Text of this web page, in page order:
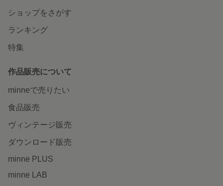
ショップをさがす
ランキング
特集
作品販売について
minneで売りたい
食品販売
ヴィンテージ販売
ダウンロード販売
minne PLUS
minne LAB